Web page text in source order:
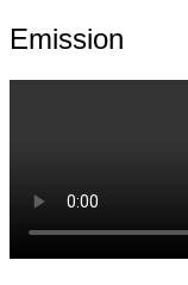
Emission